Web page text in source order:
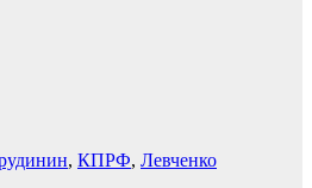
, КПРФ, Левченко